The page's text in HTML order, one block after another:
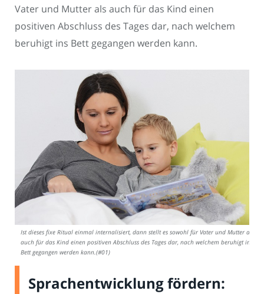
Vater und Mutter als auch für das Kind einen
positiven Abschluss des Tages dar, nach welchem
beruhigt ins Bett gegangen werden kann.
Ist dieses fixe Ritual einmal internalisiert, dann stellt es sowohl für Vater und Mutter als
auch für das Kind einen positiven Abschluss des Tages dar, nach welchem beruhigt ins
Bett gegangen werden kann.(#01)
Sprachentwicklung fördern: